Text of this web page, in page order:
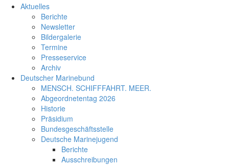
Aktuelles
Berichte
Newsletter
Bildergalerie
Termine
Presseservice
Archiv
Deutscher Marinebund
MENSCH. SCHIFFFAHRT. MEER.
Abgeordnetentag 2026
Historie
Präsidium
Bundesgeschäftsstelle
Deutsche Marinejugend
Berichte
Ausschreibungen